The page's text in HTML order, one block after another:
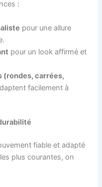
:
pour une allure
pour un look affirmé et
(rondes, carrées,
facilement à
fiable et adapté
plus courantes, on